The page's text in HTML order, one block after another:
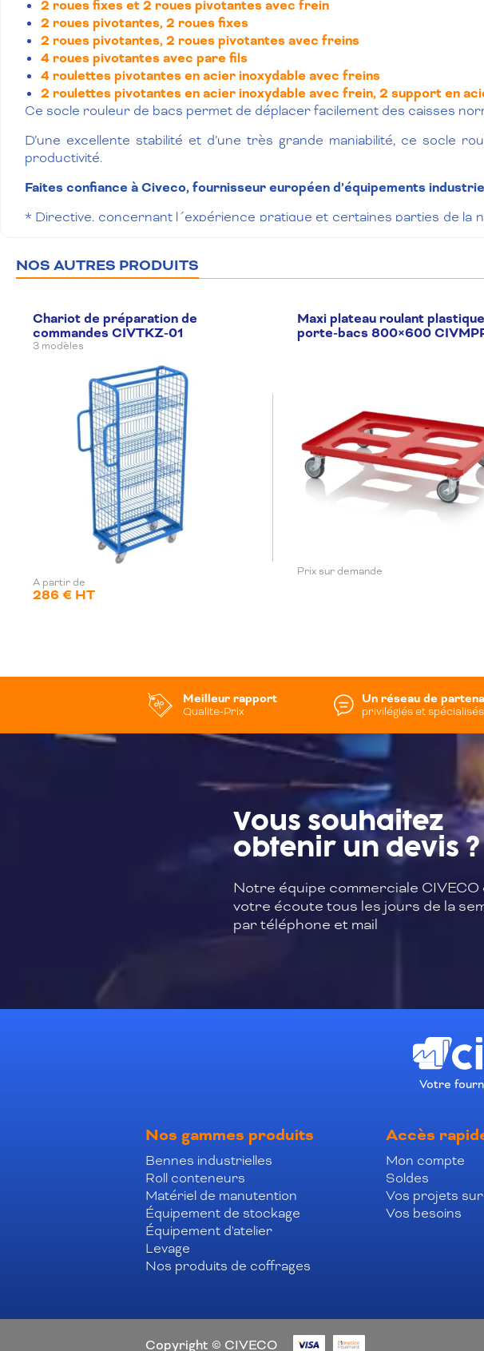
2 roues fixes et 2 roues pivotantes avec frein
2 roues pivotantes, 2 roues fixes
2 roues pivotantes, 2 roues pivotantes avec freins
4 roues pivotantes avec pare fils
4 roulettes pivotantes en acier inoxydable avec freins
2 roulettes pivotantes en acier inoxydable avec frein, 2 support en
Ce socle rouleur de bacs permet de déplacer facilement des caisses
D’une excellente stabilité et d’une très grande maniabilité, ce socle
productivité.
Faites confiance à Civeco, fournisseur européen d’équipements
* Directive, concernant l´expérience pratique et certaines parties de la
NOS AUTRES PRODUITS
Chariot de préparation de
commandes CIVTKZ-01
3 modèles
A partir de
286 € HT
Maxi plateau roulant plastique
porte-bacs 800×600
Prix sur demande
Meilleur rapport
Qualite-Prix
Un réseau de
privilégiés et spécialisés
Vous souhaitez
obtenir un devis ?
Notre équipe commerciale CIVECO
votre écoute tous les jours de la
par téléphone et mail
Votre
Nos gammes produits
Bennes industrielles
Roll conteneurs
Matériel de manutention
Équipement de stockage
Équipement d'atelier
Levage
Nos produits de coffrages
Accès
Mon compte
Soldes
Vos projets
Vos besoins
Copyright © CIVECO